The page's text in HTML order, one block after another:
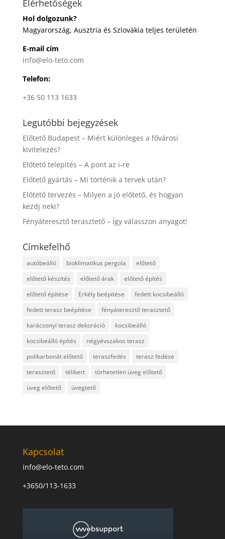
Elérhetőségek
Hol dolgozunk?
Magyarország, Ausztria és Szlovákia teljes területén
E-mail cím
info@elo-teto.com
Telefon:
+36 50 113 1633
Legutóbbi bejegyzések
Előtető Budapest – Miért különleges a fővárosi
kivitelezés?
Előtető telepítés – A pont az i-re
Előtető gyártás – Mi történik a tervek után?
Előtető tervezés – Milyen a jó előtető, és hogyan
kezdj neki?
Fényáteresztő terasztető – Így válasszon anyagot!
Címkefelhő
autóbeálló bioklimatikus pergola
előtető
előtető készítés
előtető árak
előtető építés
előtető építése
Erkély beépítése
fedett kocsibeálló
fedett terasz beépítése
fényáteresztő terasztető
karácsonyi terasz dekoráció
kocsibeálló
kocsibeálló építés
négyévszakos terasz
polikarbonát előtető
teraszfedés
terasz fedése
terasztető
télikert
törhetetlen üveg előtető
üveg előtető
üvegtető
Kapcsolat
info@elo-teto.com
+3650/113-1633